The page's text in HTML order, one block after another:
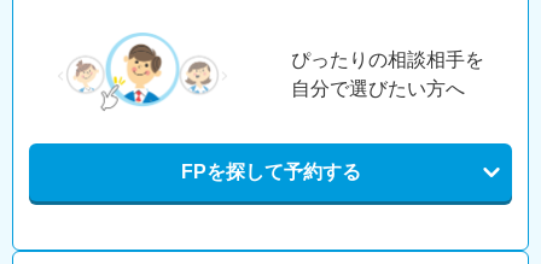
ぴったりの相談相手を
自分で選びたい方へ
FPを探して予約する